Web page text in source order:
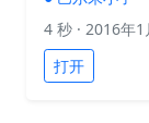
4 秒 · 2016年
打开